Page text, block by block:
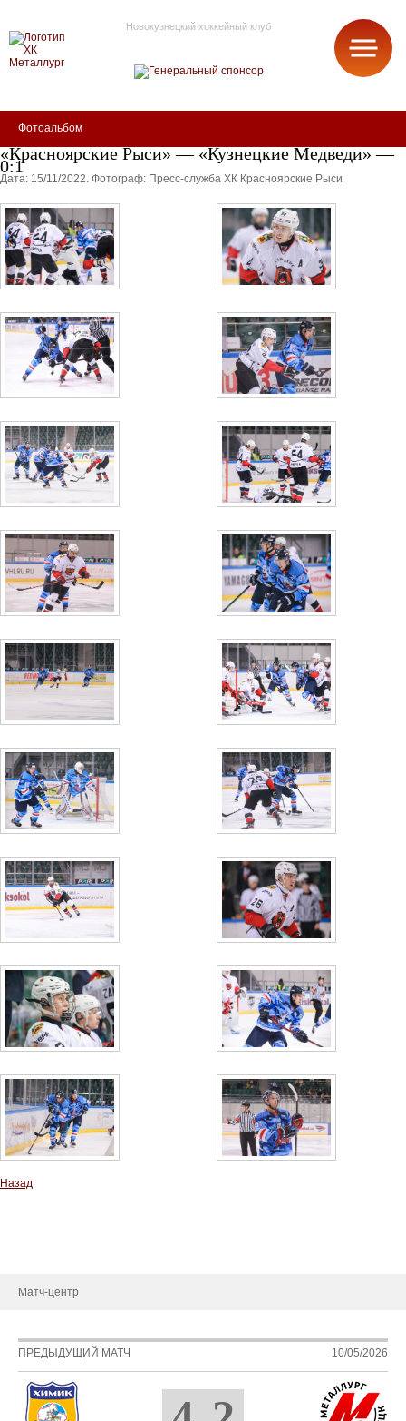
Новокузнецкий хоккейный клуб
Фотоальбом
«Красноярские Рыси» — «Кузнецкие Медведи» —
0:1
Дата: 15/11/2022. Фотограф: Пресс-служба ХК Красноярские Рыси
Назад
Матч-центр
ПРЕДЫДУЩИЙ МАТЧ 10/05/2026